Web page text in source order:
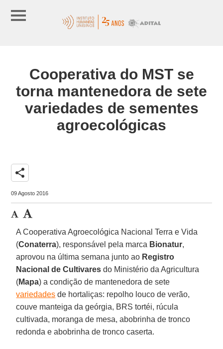
Cooperativa do MST se
torna mantenedora de sete
variedades de sementes
agroecológicas
share
09 Agosto 2016
A Cooperativa Agroecológica Nacional Terra e Vida
(Conaterra), responsável pela marca Bionatur,
aprovou na última semana junto ao Registro
Nacional de Cultivares do Ministério da Agricultura
(Mapa) a condição de mantenedora de sete
variedades de hortaliças: repolho louco de verão,
couve manteiga da geórgia, BRS tortéi, rúcula
cultivada, moranga de mesa, abobrinha de tronco
redonda e abobrinha de tronco caserta.